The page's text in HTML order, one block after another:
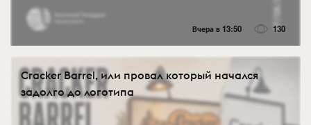
Вчера в 13:50 130
Cracker Barrel, или провал который начался
задолго до логотипа